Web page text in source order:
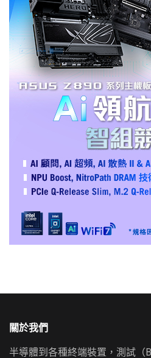
關於我們
半導體到各種終端裝置，測試（